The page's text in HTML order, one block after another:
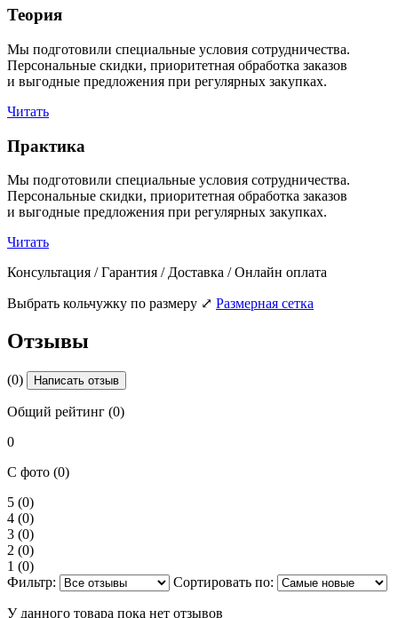
Теория
Мы подготовили специальные условия сотрудничества.
Персональные скидки, приоритетная обработка заказов
и выгодные предложения при регулярных закупках.
Читать
Практика
Мы подготовили специальные условия сотрудничества.
Персональные скидки, приоритетная обработка заказов
и выгодные предложения при регулярных закупках.
Читать
Консультация / Гарантия / Доставка / Онлайн оплата
Выбрать кольчужку по размеру ⤢ Размерная сетка
Отзывы
(0) Написать отзыв
Общий рейтинг (0)
0
С фото (0)
5 (0)
4 (0)
3 (0)
2 (0)
1 (0)
Фильтр:
Сортировать по:
У данного товара пока нет отзывов